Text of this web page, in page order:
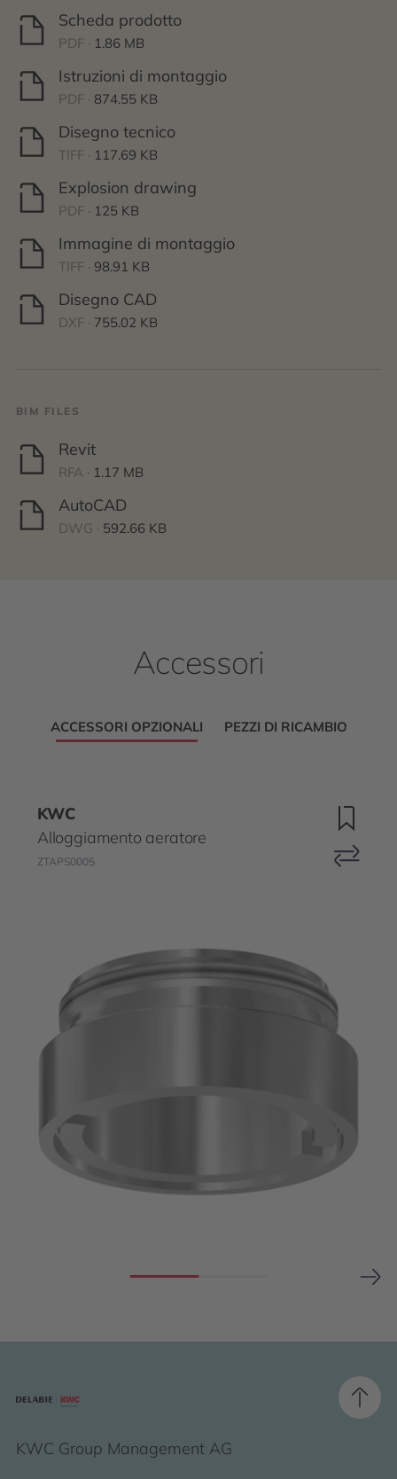
Scheda prodotto
PDF · 1.86 MB
Istruzioni di montaggio
PDF · 874.55 KB
Disegno tecnico
TIFF · 117.69 KB
Explosion drawing
PDF · 125 KB
Immagine di montaggio
TIFF · 98.91 KB
Disegno CAD
DXF · 755.02 KB
BIM FILES
Revit
RFA · 1.17 MB
AutoCAD
DWG · 592.66 KB
Accessori
ACCESSORI OPZIONALI PEZZI DI RICAMBIO
KWC
Alloggiamento aeratore
ZTAPS0005
KWC Group Management AG